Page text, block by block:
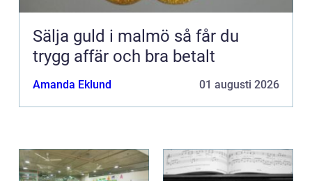
Sälja guld i malmö så får du
trygg affär och bra betalt
Amanda Eklund 01 augusti 2026